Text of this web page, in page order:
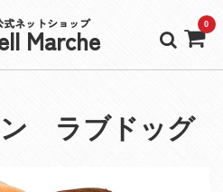
ネットショップ
Marche 0
ン ラブドッグ